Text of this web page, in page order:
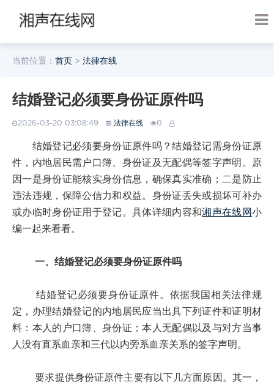
当前位置： 首页 > 法律在线
结婚登记必须要身份证原件吗
2026-03-20 03:08:49 法律在线 0
结婚登记必须要身份证原件吗？结婚登记需身份证原
件，内地居民需户口簿、身份证及无配偶等签字声明。原
因一是身份证能核实身份信息，确保真实准确；二是防止
违法违规，保障公信力和权益。身份证丢失或损坏可补办
或办临时身份证用于登记。具体详细内容和湘声在线网小
编一起来看看。
一、结婚登记必须要身份证原件吗
结婚登记必须要身份证原件。依据我国相关法律规
定，办理结婚登记的内地居民应当出具下列证件和证明材
料：本人的户口簿、身份证；本人无配偶以及与对方当事
人没有直系血亲和三代以内旁系血亲关系的签字声明。
要求提供身份证原件主要有以下几方面原因。其一，